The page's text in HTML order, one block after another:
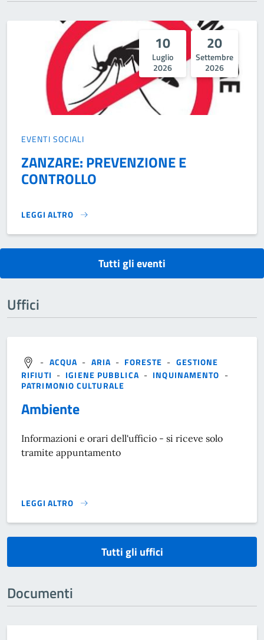
10
Luglio
2026
20
Settembre
2026
EVENTI SOCIALI
ZANZARE: PREVENZIONE E
CONTROLLO
LEGGI ALTRO
ZANZARE: PREVENZIONE E CONTROLLO}
Tutti gli eventi
Uffici
- ACQUA - ARIA - FORESTE - GESTIONE
RIFIUTI - IGIENE PUBBLICA - INQUINAMENTO -
PATRIMONIO CULTURALE
Ambiente
Informazioni e orari dell'ufficio - si riceve solo
tramite appuntamento
LEGGI ALTRO
}
Tutti gli uffici
Documenti